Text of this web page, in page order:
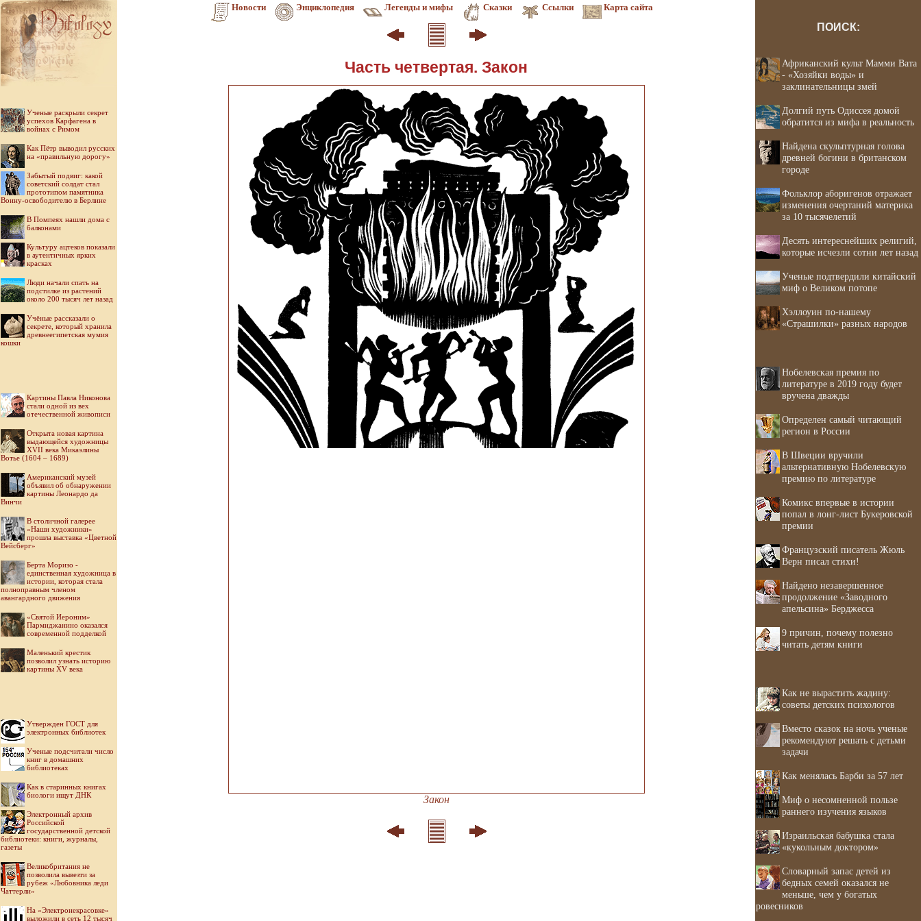
Новости Энциклопедия Легенды и мифы Сказки Ссылки Карта сайта
Ученые раскрыли секрет
успехов Карфагена в
войнах с Римом
Как Пётр выводил русских
на «правильную дорогу»
Забытый подвиг: какой
советский солдат стал
прототипом памятника
Воину-освободителю в Берлине
В Помпеях нашли дома с
балконами
Культуру ацтеков показали
в аутентичных ярких
красках
Люди начали спать на
подстилке из растений
около 200 тысяч лет назад
Учёные рассказали о
секрете, который хранила
древнеегипетская мумия
кошки
Картины Павла Никонова
стали одной из вех
отечественной живописи
Открыта новая картина
выдающейся художницы
XVII века Микаэлины
Вотье (1604 – 1689)
Американский музей
объявил об обнаружении
картины Леонардо да
Винчи
В столичной галерее
«Наши художники»
прошла выставка «Цветной
Вейсберг»
Берта Моризо -
единственная художница в
истории, которая стала
полноправным членом
авангардного движения
«Святой Иероним»
Пармиджанино оказался
современной подделкой
Маленький крестик
позволил узнать историю
картины XV века
Утвержден ГОСТ для
электронных библиотек
Ученые подсчитали число
книг в домашних
библиотеках
Как в старинных книгах
биологи ищут ДНК
Электронный архив
Российской
государственной детской
библиотеки: книги, журналы,
газеты
Великобритания не
позволила вывезти за
рубеж «Любовника леди
Чаттерли»
На «Электронекрасовке»
выложили в сеть 12 тысяч
Часть четвертая. Закон
Закон
ПОИСК:
Африканский культ Мамми Вата
- «Хозяйки воды» и
заклинательницы змей
Долгий путь Одиссея домой
обратится из мифа в реальность
Найдена скульптурная голова
древней богини в британском
городе
Фольклор аборигенов отражает
изменения очертаний материка
за 10 тысячелетий
Десять интереснейших религий,
которые исчезли сотни лет назад
Ученые подтвердили китайский
миф о Великом потопе
Хэллоуин по-нашему
«Страшилки» разных народов
Нобелевская премия по
литературе в 2019 году будет
вручена дважды
Определен самый читающий
регион в России
В Швеции вручили
альтернативную Нобелевскую
премию по литературе
Комикс впервые в истории
попал в лонг-лист Букеровской
премии
Французский писатель Жюль
Верн писал стихи!
Найдено незавершенное
продолжение «Заводного
апельсина» Берджесса
9 причин, почему полезно
читать детям книги
Как не вырастить жадину:
советы детских психологов
Вместо сказок на ночь ученые
рекомендуют решать с детьми
задачи
Как менялась Барби за 57 лет
Миф о несомненной пользе
раннего изучения языков
Израильская бабушка стала
«кукольным доктором»
Словарный запас детей из
бедных семей оказался не
меньше, чем у богатых
ровесников